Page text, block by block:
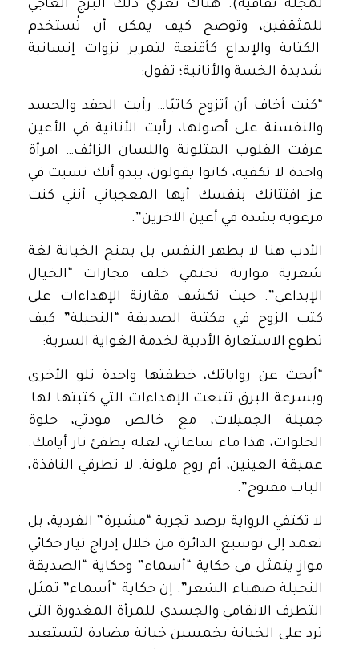
لمجلة ثقافية). هناك تعرّي ذلك البرج العاجي
للمثقفين، وتوضح كيف يمكن أن تُستخدم
الكتابة والإبداع كأقنعة لتمرير نزوات إنسانية
شديدة الخسة والأنانية؛ تقول:
“كنت أخاف أن أتزوج كاتبًا… رأيت الحقد والحسد
والنفسنة على أصولها، رأيت الأنانية في الأعين
عرفت القلوب المتلونة واللسان الزائف… امرأة
واحدة لا تكفيه، كانوا يقولون، يبدو أنك نسيت في
عز افتتانك بنفسك أيها المعجباني أنني كنت
مرغوبة بشدة في أعين الآخرين”.
الأدب هنا لا يطهر النفس بل يمنح الخيانة لغة
شعرية مواربة تحتمي خلف مجازات “الخيال
الإبداعي”. حيث تكشف مقارنة الإهداءات على
كتب الزوج في مكتبة الصديقة “النحيلة” كيف
تطوع الاستعارة الأدبية لخدمة الغواية السرية:
“أبحث عن رواياتك، خطفتها واحدة تلو الأخرى
وبسرعة البرق تتبعت الإهداءات التي كتبتها لها:
جميلة الجميلات، مع خالص مودتي، حلوة
الحلوات، هذا ماء ساعاتي، لعله يطفئ نار أيامك.
عميقة العينين، أم روح ملونة. لا تطرقي النافذة،
الباب مفتوح”.
لا تكتفي الرواية برصد تجربة “مشيرة” الفردية، بل
تعمد إلى توسيع الدائرة من خلال إدراج تيار حكائي
موازٍ يتمثل في حكاية “أسماء” وحكاية “الصديقة
النحيلة صهباء الشعر”. إن حكاية “أسماء” تمثل
التطرف الانقامي والجسدي للمرأة المغدورة التي
ترد على الخيانة بخمسين خيانة مضادة لتستعيد